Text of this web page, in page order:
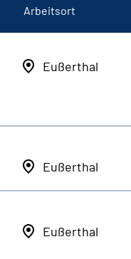
Arbeitsort
Eußerthal
Eußerthal
Eußerthal